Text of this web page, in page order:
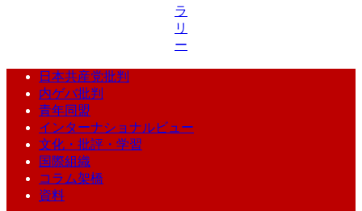
ラ
リ
ー
日本共産党批判
内ゲバ批判
青年同盟
インターナショナルビュー
文化・批評・学習
国際組織
コラム架橋
資料